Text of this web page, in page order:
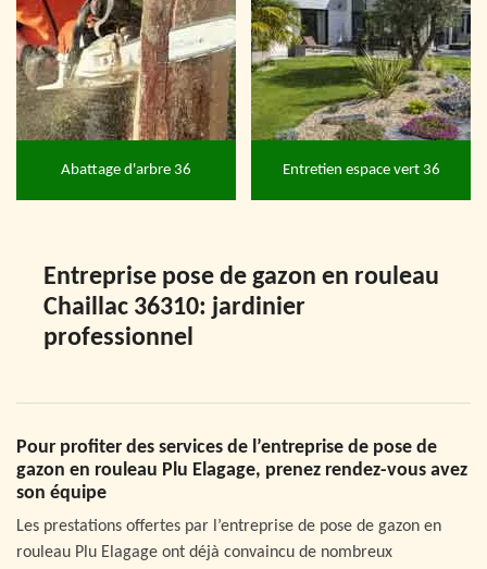
Abattage d'arbre 36 Entretien espace vert 36
Entreprise pose de gazon en rouleau
Chaillac 36310: jardinier
professionnel
Pour profiter des services de l’entreprise de pose de
gazon en rouleau Plu Elagage, prenez rendez-vous avez
son équipe
Les prestations offertes par l’entreprise de pose de gazon en
rouleau Plu Elagage ont déjà convaincu de nombreux